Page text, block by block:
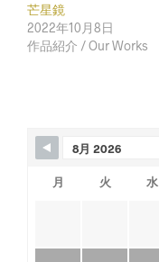
芒星鏡
2022年10月8日
作品紹介 / Our Works
月 火 水